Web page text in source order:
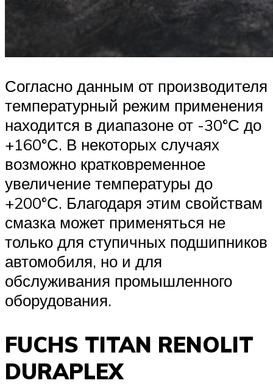
Согласно данным от производителя
температурный режим применения
находится в диапазоне от -30°С до
+160°С. В некоторых случаях
возможно кратковременное
увеличение температуры до
+200°С. Благодаря этим свойствам
смазка может применяться не
только для ступичных подшипников
автомобиля, но и для
обслуживания промышленного
оборудования.
FUCHS TITAN RENOLIT
DURAPLEX